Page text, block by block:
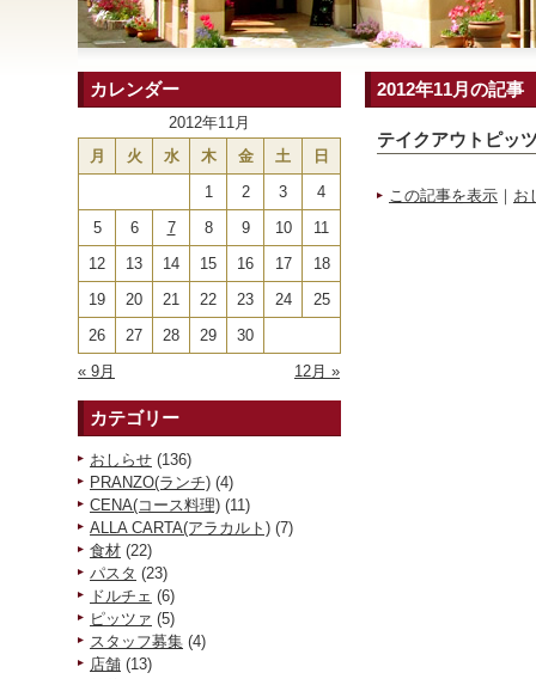
カレンダー
2012年11月
月
火 水 木 金 土 日
« 9月 12月 »
1 2 3
4
5
6 7 8 9 10
11
12
13 14 15 16 17
18
19
20 21 22 23 24
25
26
27 28 29 30
カテゴリー
おしらせ (136)
PRANZO(ランチ) (4)
CENA(コース料理) (11)
ALLA CARTA(アラカルト) (7)
食材 (22)
パスタ (23)
ドルチェ (6)
ピッツァ (5)
スタッフ募集 (4)
店舗 (13)
2012年11月の記事
テイクアウトピッ
この記事を表示 ｜ お